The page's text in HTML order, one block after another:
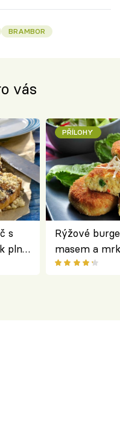
BRAMBOR
vás
s
plný
PŘÍLOHY
Rýžové
masem a
salátem –